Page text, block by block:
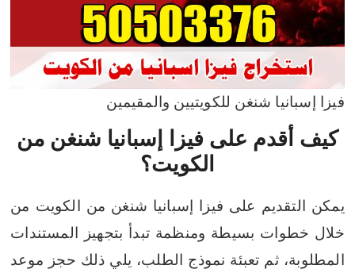
فيزا إسبانيا شنغن للكويتيين والمقيمين
كيف أقدم على فيزا إسبانيا شنغن من
الكويت؟
يمكن التقديم على فيزا إسبانيا شنغن من الكويت من
خلال خطوات بسيطة ومنظمة تبدأ بتجهيز المستندات
المطلوبة، ثم تعبئة نموذج الطلب، يلي ذلك حجز موعد